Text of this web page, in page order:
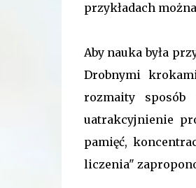
przykładach
Aby nauka była
Drobnymi
rozmaity sposób
uatrakcyjnienie
pamięć,
liczenia"